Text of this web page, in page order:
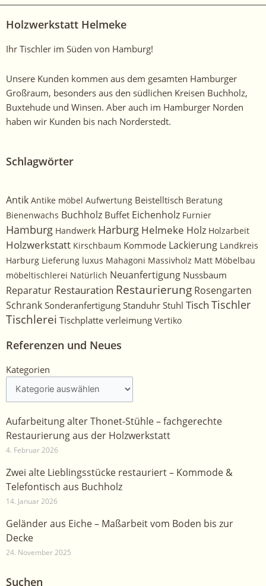
arbeiten
an!
Holzwerkstatt Helmeke
Ihr Tischler im Süden von Hamburg!
Unsere Kunden kommen aus dem gesamten Hamburger
Großraum, besonders aus den südlichen Kreisen Buchholz,
Buxtehude und Winsen. Aber auch im Hamburger Norden
haben wir Kunden bis nach Norderstedt.
Schlagwörter
Antik Antike möbel Aufwertung Beistelltisch Beratung
Bienenwachs Buchholz Buffet Eichenholz Furnier
Hamburg Handwerk Harburg Helmeke Holz Holzarbeit
Holzwerkstatt Kirschbaum Kommode Lackierung Landkreis
Harburg Lieferung luxus Mahagoni Massivholz Matt Möbelbau
möbeltischlerei Natürlich Neuanfertigung Nussbaum
Reparatur Restauration Restaurierung Rosengarten
Schrank Sonderanfertigung Standuhr Stuhl Tisch Tischler
Tischlerei Tischplatte verleimung Vertiko
Referenzen und Neues
Kategorien
Kategorien
Aufarbeitung alter Thonet-Stühle – fachgerechte
Restaurierung aus der Holzwerkstatt
4. Februar 2026
Zwei alte Lieblingsstücke restauriert – Kommode &
Telefontisch aus Buchholz
14. Januar 2026
Geländer aus Eiche – Maßarbeit vom Boden bis zur
Decke
24. November 2025
Suchen